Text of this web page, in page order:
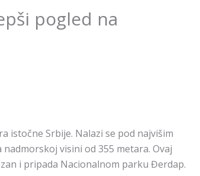
pogled na
istočne Srbije. Nalazi se pod najvišim
visini od 355 metara. Ovaj
i pripada Nacionalnom parku Đerdap.